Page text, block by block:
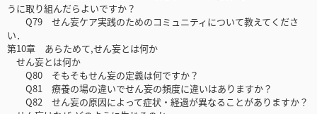
うに取り組んだらよいですか？
Q79 せん妄ケア実践のためのコミュニティについて教えてくださ
い．
第10章 あらためて,せん妄とは何か
せん妄とは何か
Q80 そもそもせん妄の定義は何ですか？
Q81 療養の場の違いでせん妄の頻度に違いはありますか？
Q82 せん妄の原因によって症状・経過が異なることがありますか？